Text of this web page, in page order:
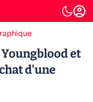
et
d'une